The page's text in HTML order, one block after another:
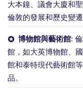
大本鐘、議會大廈和
倫敦的發展和歷史變遷
博物館與藝術館:
館，如大英博物館、
館和泰特現代藝術館
品。